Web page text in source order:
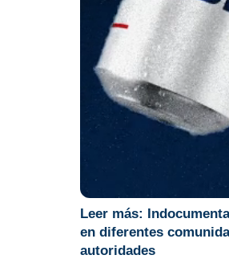
Leer más:
en diferentes
autoridades